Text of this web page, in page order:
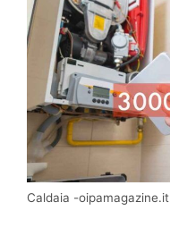
Caldaia -oipamagazine.it